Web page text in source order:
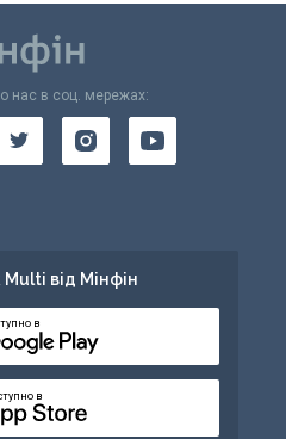
нас в соц. мережах:
від Мінфін
в
в